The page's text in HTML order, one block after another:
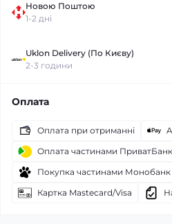
Новою Поштою
1-2 дні
Uklon Delivery (По Києву)
2-3 години
Оплата
Оплата при отриманні
Оплата частинами ПриватБанк
Покупка частинами Монобанк
Картка Mastecard/Visa